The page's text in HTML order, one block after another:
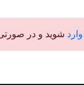
وارد شوید و در صورتی